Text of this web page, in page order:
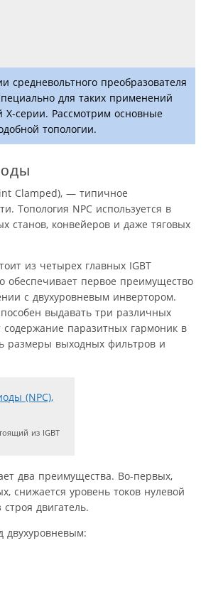
преобразователя
для таких применений
X-серии. Рассмотрим основные
топологии.
Clamped), — типичное
Топология NPC используется в
станов, конвейеров и даже тяговых
из четырех главных IGBT
обеспечивает первое преимущество
с двухуровневым инвертором.
выдавать три различных
паразитных гармоник в
размеры выходных фильтров и
из IGBT
два преимущества. Во-первых,
снижается уровень токов нулевой
двигатель.
двухуровневым: